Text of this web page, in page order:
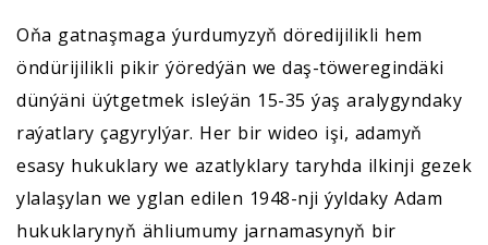
Oňa gatnaşmaga ýurdumyzyň döredijilikli hem
öndürijilikli pikir ýöredýän we daş-töweregindäki
dünýäni üýtgetmek isleýän 15-35 ýaş aralygyndaky
raýatlary çagyrylýar. Her bir wideo işi, adamyň
esasy hukuklary we azatlyklary taryhda ilkinji gezek
ylalaşylan we yglan edilen 1948-nji ýyldaky Adam
hukuklarynyň ähliumumy jarnamasynyň bir